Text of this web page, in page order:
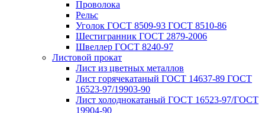
Проволока
Рельс
Уголок ГОСТ 8509-93 ГОСТ 8510-86
Шестигранник ГОСТ 2879-2006
Швеллер ГОСТ 8240-97
Листовой прокат
Лист из цветных металлов
Лист горячекатаный ГОСТ 14637-89 ГОСТ
16523-97/19903-90
Лист холоднокатаный ГОСТ 16523-97/ГОСТ
19904-90